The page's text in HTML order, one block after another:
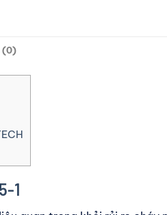
(0)
1